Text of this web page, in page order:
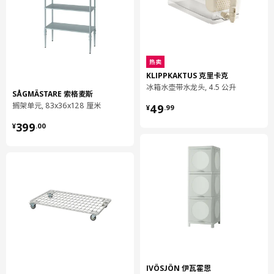
厨房缓冲式合叶
3 厘米
长度
22 厘米
净重
0.20 公斤
容量
保养说明和环境和材料
用湿布块沾水或非研磨性清洗剂擦拭。
SÅGMÄSTARE 索格麦斯
搁架单元, 83x36x128 厘米
¥399.00
¥ 399.00
热卖
KLIPPKAKTUS 克里卡克
冰箱水壶带水龙头, 4.5 公升
¥49.99
¥ 49.99
IVÖSJÖN 伊瓦霍恩